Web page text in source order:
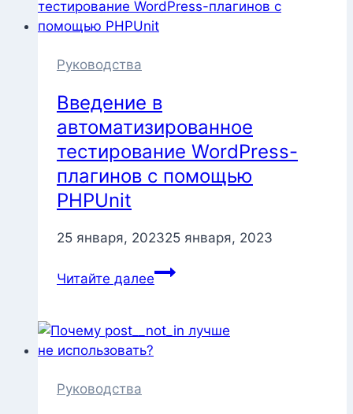
WordPress
без
ООП?
Руководства
Введение в
автоматизированное
тестирование WordPress-
плагинов с помощью
PHPUnit
25 января, 202325 января, 2023
Читайте далее
Введение
в
тестирование
Руководства